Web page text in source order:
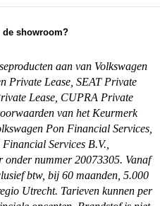
vestigingen, maar we
mee moet
moet regelen, kun je
afleverinformatie.
showroom?
van de
vind je op:
aan van Volkswagen
Private Lease, SEAT Private
Lease, CUPRA Private
van het Keurmerk
Pon Financial Services,
Services B.V.,
onder nummer 20073305. Vanaf
btw, bij 60 maanden, 5.000
Utrecht. Tarieven kunnen per